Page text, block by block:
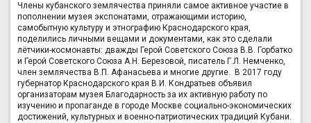
Члены кубанского землячества приняли самое активное участие в
пополнении музея экспонатами, отражающими историю,
самобытную культуру и этнографию Краснодарского края,
поделились личными вещами и документами, как это сделали
лётчики-космонавты: дважды Герой Советского Союза В.В. Горбатко
и Герой Советского Союза А.Н. Березовой, писатель Г.Л. Немченко,
член землячества В.П. Афанасьева и многие другие. В 2017 году
губернатор Краснодарского края В.И. Кондратьев объявил
организаторам музея Благодарность за их активную работу по
изучению и пропаганде в городе Москве социально-экономических
достижений, культурных и военно-патриотических традиций Кубани.